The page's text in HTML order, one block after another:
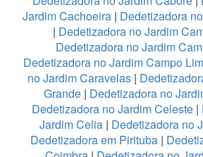
Jardim Cachoeira| Dedetizadora
| Dedetizadora no Jardim
Dedetizadora no Jardim
Dedetizadora no Jardim Campo
no Jardim Caravelas|
Grande| Dedetizadora no
Dedetizadora no Jardim Celeste|
Jardim Celia | Dedetizadora no
Dedetizadora em Pirituba|